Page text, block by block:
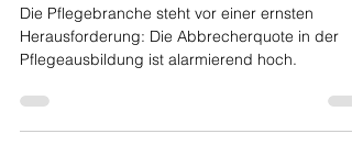
Auf- und Umbruch
26. Juli 2024
2 Min. Lesezeit
Hohe Abbrecherquote in der
Pflegeausbildung: Ein
Alarmsignal für die Branche